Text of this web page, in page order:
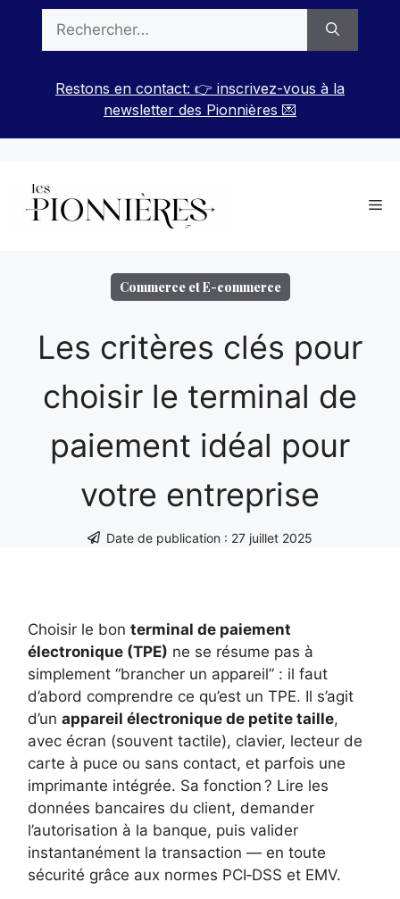
contenu
Restons en contact: 👉 inscrivez-vous à la
newsletter des Pionnières 💌
Commerce et E-commerce
Les critères clés pour
choisir le terminal de
paiement idéal pour
votre entreprise
Date de publication : 27 juillet 2025
Choisir le bon terminal de paiement
électronique (TPE) ne se résume pas à
simplement “brancher un appareil” : il faut
d’abord comprendre ce qu’est un TPE. Il s’agit
d’un appareil électronique de petite taille,
avec écran (souvent tactile), clavier, lecteur de
carte à puce ou sans contact, et parfois une
imprimante intégrée. Sa fonction ? Lire les
données bancaires du client, demander
l’autorisation à la banque, puis valider
instantanément la transaction — en toute
sécurité grâce aux normes PCI‑DSS et EMV.